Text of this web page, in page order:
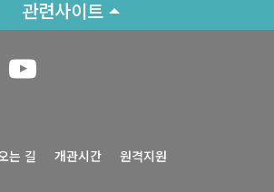
관련사이트
는 길 개관시간 원격지원
a new window
Opens a new window